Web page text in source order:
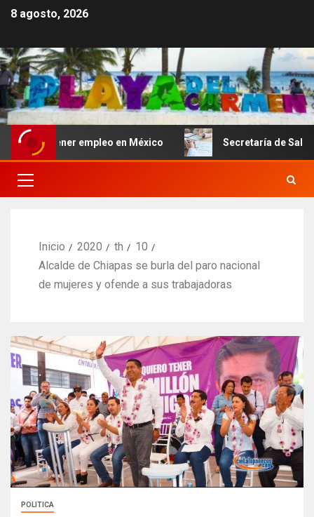
8 agosto, 2026
empleo en México Secretaría de Salud descarta
Inicio 2020 th
10
Alcalde de Chiapas se burla del paro nacional
de mujeres y ofende a sus trabajadoras
POLITICA